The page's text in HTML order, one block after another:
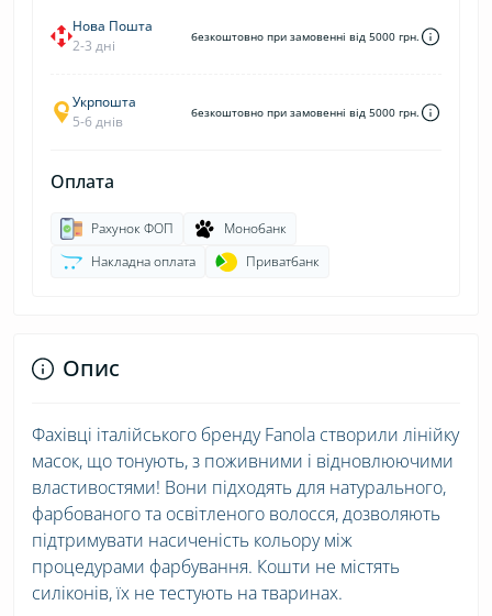
Нова Пошта
2-3 дні
безкоштовно при замовенні від 5000 грн.
Укрпошта
5-6 днів
безкоштовно при замовенні від 5000 грн.
Оплата
Рахунок ФОП
Монобанк
Накладна оплата
Приватбанк
Опис
Фахівці італійського бренду Fanola створили лінійку
масок, що тонують, з поживними і відновлюючими
властивостями! Вони підходять для натурального,
фарбованого та освітленого волосся, дозволяють
підтримувати насиченість кольору між
процедурами фарбування. Кошти не містять
силіконів, їх не тестують на тваринах.